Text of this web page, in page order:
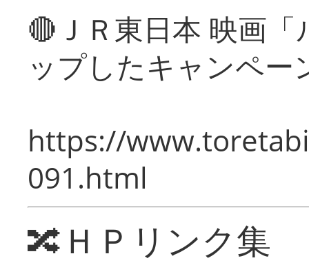
🔴ＪＲ東日本 映画
ップしたキャンペー
https://
091.html
🔀ＨＰリンク集